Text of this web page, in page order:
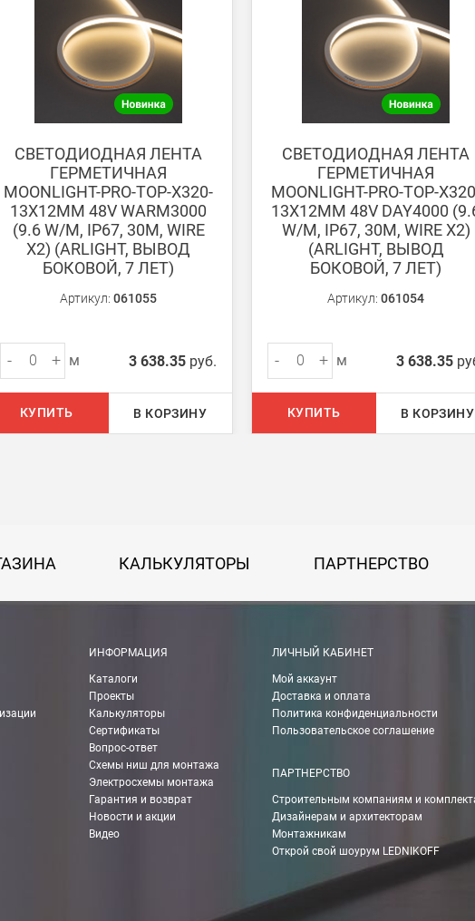
счету в любом удобном Вам банке.
менеджер для уточнения даты доставки. Обратите внимание, что деньги
одном из нашихмагазинов
750 руб.
рассчитывается индивидуально, согласно габаритам и весу груза.
Boxberry. При оформлении заказа выберете «Доставка Boxberry»
компанией в другие города России.
до ТК 750 руб.
Вы можете рассчитать с помощью калькулятора ТК на их
СВЕТОДИОДНАЯ ЛЕНТА
ГЕРМЕТИЧНАЯ
MOONLIGHT-PRO-TOP-X320-
13X12MM 48V WARM3000
(9.6 W/M, IP67, 30M, WIRE
X2) (ARLIGHT, ВЫВОД
БОКОВОЙ, 7 ЛЕТ)
Артикул: 061055
- + м 3 638.35 руб.
КУПИТЬ В КОРЗИНУ
СВЕТОДИОДНАЯ ЛЕНТА
ГЕРМЕТИЧНАЯ
MOONLIGHT-PRO-TOP-
13X12MM 48V DAY4000
W/M, IP67, 30M, WIRE X2)
(ARLIGHT, ВЫВОД
БОКОВОЙ, 7 ЛЕТ)
Артикул: 061054
- + м 3 638.35
КУПИТЬ В КОРЗИНУ
КАЛЬКУЛЯТОРЫ ПАРТНЕРСТВО
ИНФОРМАЦИЯ
Каталоги
Проекты
Калькуляторы
Сертификаты
Вопрос-ответ
Схемы ниш для монтажа
Электросхемы монтажа
Гарантия и возврат
Новости и акции
Видео
ЛИЧНЫЙ КАБИНЕТ
Мой аккаунт
Доставка и оплата
Политика конфиденциальности
Пользовательское соглашение
ПАРТНЕРСТВО
Строительным компаниям и
Дизайнерам и архитекторам
Монтажникам
Открой свой шоурум LEDNIKOFF